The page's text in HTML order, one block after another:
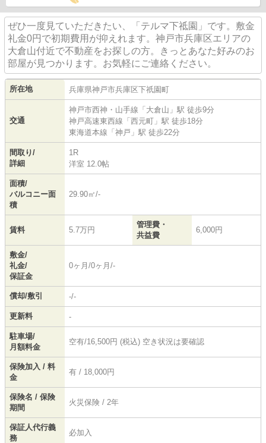
ぜひ一度見ていただきたい、「テルマ下祗園」です。敷金
礼金0円で初期費用が抑えれます。神戸市兵庫区エリアの
大倉山付近で不動産をお探しの方。きっとあなた好みのお
部屋が見つかります。お気軽にご連絡ください。
所在地 兵庫県神戸市兵庫区下祇園町
交通
神戸市西神・山手線 「 大倉山 」駅 徒歩9分
神戸高速東西線 「 西元町 」駅 徒歩18分
東海道本線 「 神戸 」駅 徒歩22分
間取り/
詳細
1R
洋室 12.0帖
面積/
バルコニー面
積
29.90㎡/-
賃料 5.7万円
管理費・
共益費
6,000円
敷金/
礼金/
保証金
0ヶ月/0ヶ月/-
償却/敷引 -/-
更新料 -
駐車場/
月額料金
空有/16,500円 (税込) 空き状況は要確認
保険加入 / 料
金
有 / 18,000円
保険名 / 保険
期間
火災保険 / 2年
保証人代行義
務
必加入